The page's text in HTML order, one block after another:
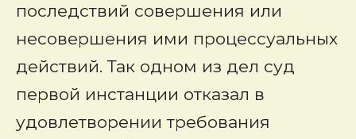
последствий совершения или
несовершения ими процессуальных
действий. Так одном из дел суд
первой инстанции отказал в
удовлетворении требования